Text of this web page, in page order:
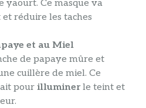
yaourt. Ce masque va
réduire les taches
et au Miel
de papaye mûre et
cuillère de miel. Ce
pour illuminerle teint et